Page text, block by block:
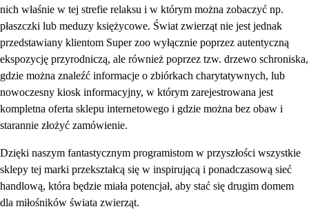
nich właśnie w tej strefie relaksu i w którym można zobaczyć np.
płaszczki lub meduzy księżycowe. Świat zwierząt nie jest jednak
przedstawiany klientom Super zoo wyłącznie poprzez autentyczną
ekspozycję przyrodniczą, ale również poprzez tzw. drzewo schroniska,
gdzie można znaleźć informacje o zbiórkach charytatywnych, lub
nowoczesny kiosk informacyjny, w którym zarejestrowana jest
kompletna oferta sklepu internetowego i gdzie można bez obaw i
starannie złożyć zamówienie.
Dzięki naszym fantastycznym programistom w przyszłości wszystkie
sklepy tej marki przekształcą się w inspirującą i ponadczasową sieć
handlową, która będzie miała potencjał, aby stać się drugim domem
dla miłośników świata zwierząt.